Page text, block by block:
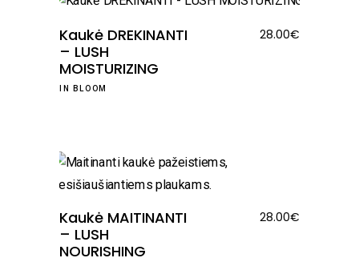
Kaukė DREKINANTI
– LUSH
MOISTURIZING
28.00€
IN BLOOM
Kaukė MAITINANTI
– LUSH
NOURISHING
28.00€